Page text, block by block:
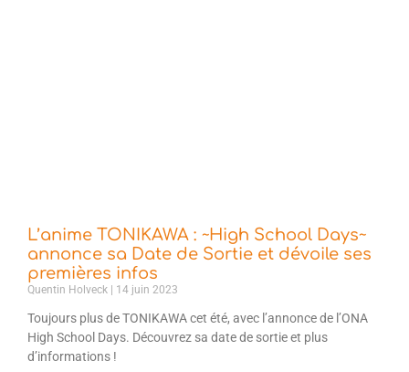
L’anime TONIKAWA : ~High School Days~
annonce sa Date de Sortie et dévoile ses
premières infos
Quentin Holveck 14 juin 2023
Toujours plus de TONIKAWA cet été, avec l’annonce de l’ONA
High School Days. Découvrez sa date de sortie et plus
d’informations !